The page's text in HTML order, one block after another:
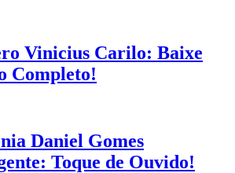
Vinicius Carilo: Baixe
Completo!
Daniel Gomes
Toque de Ouvido!